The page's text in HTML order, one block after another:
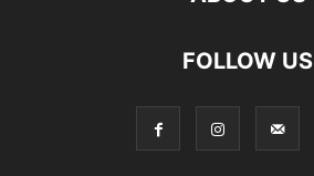
FOLLOW US